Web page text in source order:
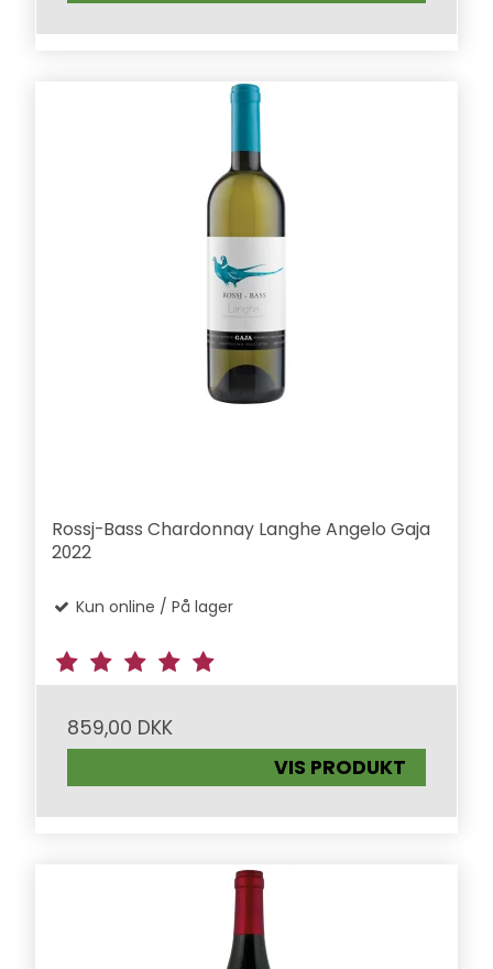
Rossj-Bass Chardonnay Langhe Angelo Gaja
2022
Kun online / På lager
859,00 DKK
VIS PRODUKT